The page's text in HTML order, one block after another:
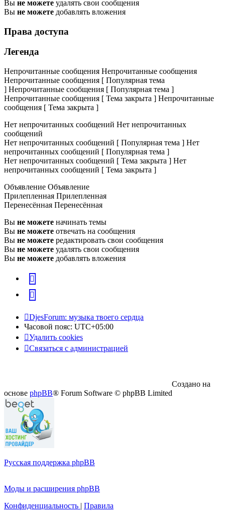
Вы не можете удалять свои сообщения
Вы не можете добавлять вложения
Права доступа
Легенда
Непрочитанные сообщения Непрочитанные сообщения
Непрочитанные сообщения [ Популярная тема
] Непрочитанные сообщения [ Популярная тема ]
Непрочитанные сообщения [ Тема закрыта ] Непрочитанные
сообщения [ Тема закрыта ]
Нет непрочитанных сообщений Нет непрочитанных
сообщений
Нет непрочитанных сообщений [ Популярная тема ] Нет
непрочитанных сообщений [ Популярная тема ]
Нет непрочитанных сообщений [ Тема закрыта ] Нет
непрочитанных сообщений [ Тема закрыта ]
Объявление Объявление
Прилепленная Прилепленная
Перенесённая Перенесённая
Вы не можете начинать темы
Вы не можете отвечать на сообщения
Вы не можете редактировать свои сообщения
Вы не можете удалять свои сообщения
Вы не можете добавлять вложения
vk
Telegram
DjesForum: музыка твоего сердца
Часовой пояс: UTC+05:00
Удалить cookies
Связаться с администрацией
Создано на
основе phpBB® Forum Software © phpBB Limited
Русская поддержка phpBB
Моды и расширения phpBB
Конфиденциальность | Правила